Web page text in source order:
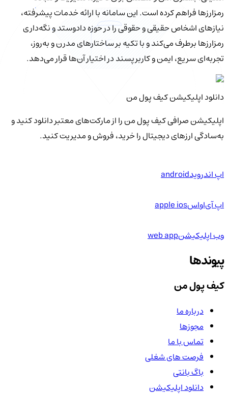
رمزارزها فراهم کرده است. این سامانه با ارائه خدمات پیشرفته،
نیازهای اشخاص حقیقی و حقوقی را در حوزه دادوستد و نگه‌داری
رمزارزها برطرف می‌کند و با تکیه بر ساختارهای مدرن و به‌روز،
تجربه‌ای سریع، ایمن و کاربرپسند در اختیار آن‌ها قرار می‌دهد.
دانلود اپلیکیشن کیف‌ پول من
اپلیکیشن صرافی کیف پول من را از مارکت‌های معتبر دانلود کنید و
به‌سادگی ارزهای دیجیتال را خرید، فروش و مدیریت کنید.
اپ اندرویدandroid
اپ آی‌او‌اسapple ios
وب اپلیکیشنweb app
پیوندها
کیف پول من
درباره ما
مجوزها
تماس با ما
فرصت های شغلی
باگ بانتی
دانلود اپلیکیشن